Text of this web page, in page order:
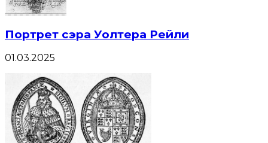
Портрет сэра Уолтера Рейли
01.03.2025